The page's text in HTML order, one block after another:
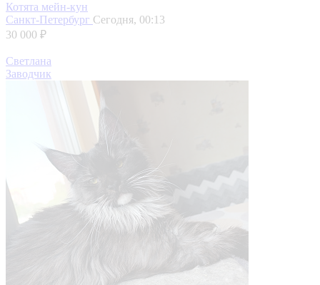
Котята мейн-кун
Санкт-Петербург Сегодня, 00:13
30 000 ₽
Светлана
Заводчик